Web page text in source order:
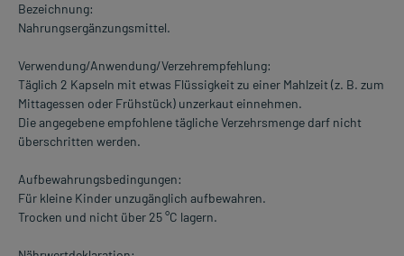
Bezeichnung:
Nahrungsergänzungsmittel.
Verwendung/Anwendung/Verzehrempfehlung:
Täglich 2 Kapseln mit etwas Flüssigkeit zu einer Mahlzeit (z. B. zum
Mittagessen oder Frühstück) unzerkaut einnehmen.
Die angegebene empfohlene tägliche Verzehrsmenge darf nicht
überschritten werden.
Aufbewahrungsbedingungen:
Für kleine Kinder unzugänglich aufbewahren.
Trocken und nicht über 25 °C lagern.